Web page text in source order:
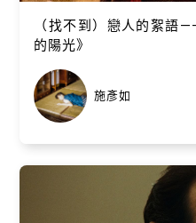
（找不到）戀人的絮語
的陽光》
施彥如